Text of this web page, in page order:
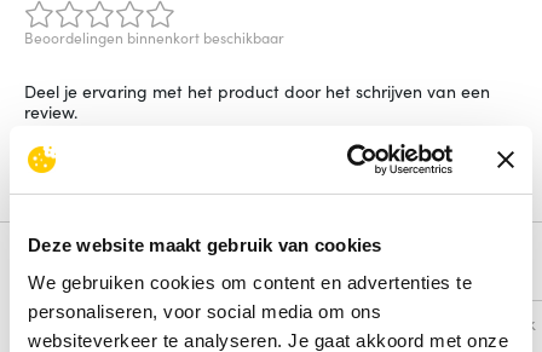
Deze website maakt gebruik van cookies
We gebruiken cookies om content en advertenties te
personaliseren, voor social media om ons
websiteverkeer te analyseren. Je gaat akkoord met onze
Beoordelingen binnenkort beschikbaar
Deel je ervaring met het product door het schrijven van een
review.
Schrijf een review
Alternatieven
Vergelijk Vergelijk